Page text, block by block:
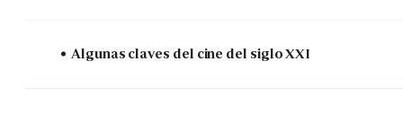
Algunas claves del cine del siglo XXI